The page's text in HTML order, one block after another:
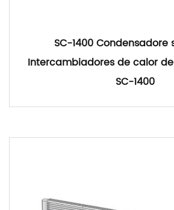
SC-1400 Condensadore
Intercambiadores de calor
SC-1400